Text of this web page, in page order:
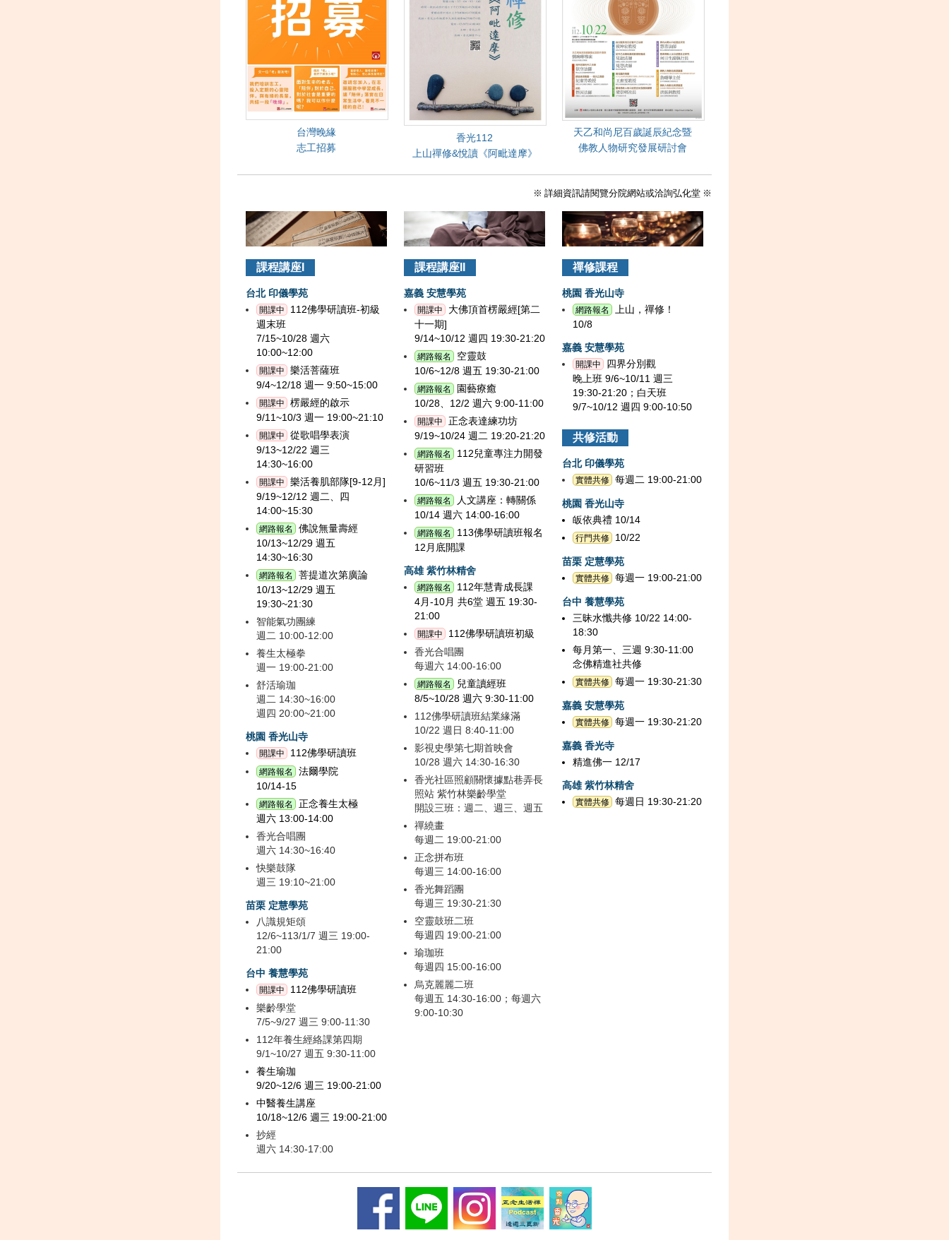
台灣晚緣
志工招募
香光112
上山禪修&悅讀《阿毗達摩》
天乙和尚尼百歲誕辰紀念暨
佛教人物研究發展研討會
※ 詳細資訊請閱覽分院網站或洽詢弘化堂 ※
課程講座I
台北 印儀學苑
開課中
112佛學研讀班-初級
週末班
7/15~10/28 週六
10:00~12:00
開課中
樂活菩薩班
9/4~12/18 週一 9:50~15:00
開課中
楞嚴經的啟示
9/11~10/3 週一 19:00~21:10
開課中
從歌唱學表演
9/13~12/22 週三
14:30~16:00
開課中
樂活養肌部隊[9-12月]
9/19~12/12 週二、四
14:00~15:30
網路報名
佛說無量壽經
10/13~12/29 週五
14:30~16:30
網路報名
菩提道次第廣論
10/13~12/29 週五
19:30~21:30
智能氣功團練
週二 10:00-12:00
養生太極拳
週一 19:00-21:00
舒活瑜珈
週二 14:30~16:00
週四 20:00~21:00
桃園 香光山寺
開課中 112佛學研讀班
網路報名
法爾學院
10/14-15
網路報名
正念養生太極
週六 13:00-14:00
香光合唱團
週六 14:30~16:40
快樂鼓隊
週三 19:10~21:00
苗栗 定慧學苑
八識規矩頌
12/6~113/1/7 週三 19:00-
21:00
台中 養慧學苑
開課中
112佛學研讀班
樂齡學堂
7/5~9/27 週三 9:00-11:30
112年養生經絡課第四期
9/1~10/27 週五 9:30-11:00
養生瑜珈
9/20~12/6 週三 19:00-21:00
中醫養生講座
10/18~12/6 週三 19:00-21:00
抄經
週六 14:30-17:00
課程講座II
嘉義 安慧學苑
開課中
大佛頂首楞嚴經[第二
十一期]
9/14~10/12 週四 19:30-21:20
網路報名
空靈鼓
10/6~12/8 週五 19:30-21:00
網路報名
園藝療癒
10/28、12/2 週六 9:00-11:00
開課中
正念表達練功坊
9/19~10/24 週二 19:20-21:20
網路報名
112兒童專注力開發
研習班
10/6~11/3 週五 19:30-21:00
網路報名
人文講座：轉關係
10/14 週六 14:00-16:00
網路報名
113佛學研讀班報名
12月底開課
高雄 紫竹林精舍
網路報名
112年慧青成長課
4月-10月 共6堂 週五 19:30-
21:00
開課中
112佛學研讀班初級
香光合唱團
每週六 14:00-16:00
網路報名
兒童讀經班
8/5~10/28 週六 9:30-11:00
112佛學研讀班結業緣滿
10/22 週日 8:40-11:00
影視史學第七期首映會
10/28 週六 14:30-16:30
香光社區照顧關懷據點巷弄長
照站 紫竹林樂齡學堂
開設三班：週二、週三、週五
禪繞畫
每週二 19:00-21:00
正念拼布班
每週三 14:00-16:00
香光舞蹈團
每週三 19:30-21:30
空靈鼓班二班
每週四 19:00-21:00
瑜珈班
每週四 15:00-16:00
烏克麗麗二班
每週五 14:30-16:00；每週六
9:00-10:30
禪修課程
桃園 香光山寺
網路報名
上山，禪修！
10/8
嘉義 安慧學苑
開課中
四界分別觀
晚上班 9/6~10/11 週三
19:30-21:20；白天班
9/7~10/12 週四 9:00-10:50
共修活動
台北 印儀學苑
實體共修 每週二 19:00-21:00
桃園 香光山寺
皈依典禮 10/14
行門共修 10/22
苗栗 定慧學苑
實體共修 每週一 19:00-21:00
台中 養慧學苑
三昧水懺共修 10/22 14:00-
18:30
每月第一、三週 9:30-11:00
念佛精進社共修
實體共修 每週一 19:30-21:30
嘉義 安慧學苑
實體共修 每週一 19:30-21:20
嘉義 香光寺
精進佛一 12/17
高雄 紫竹林精舍
實體共修 每週日 19:30-21:20